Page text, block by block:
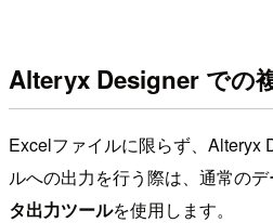
Alteryx Designer での
Excelファイルに限らず、Alteryx
ルへの出力を行う際は、通常のデ
タ出力ツールを使用します。